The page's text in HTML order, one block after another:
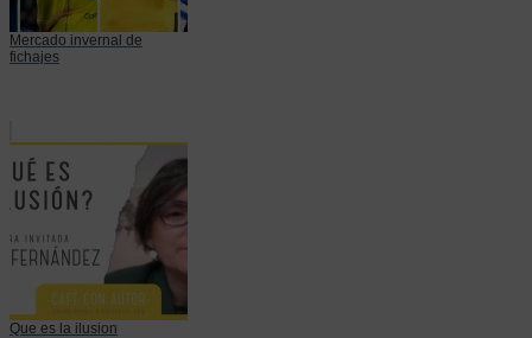
Mercado invernal de
fichajes
Que es la ilusion